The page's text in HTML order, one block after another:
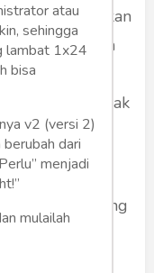
memberikan
mendapatkan
daripada
memiliki hak
yang
yang
atau
sehingga
lambat 1x24
bisa
v2 (versi 2)
dari
menjadi
mulailah